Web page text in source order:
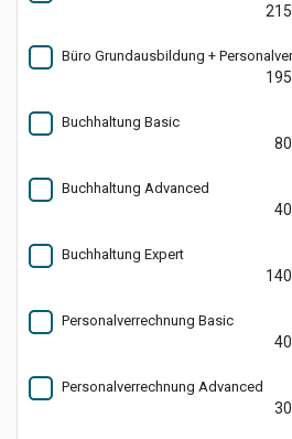
Büro Grundausbildung +
Buchhaltung Basic
Buchhaltung Advanced
Buchhaltung Expert
Personalverrechnung Basic
Personalverrechnung Advanced